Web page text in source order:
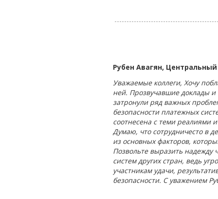
Рубен Авагян,
Уважаемые коллеги, Хочу
ней. Прозвучавшие доклады
затронули ряд важных
безопасности платежных
соотнесена с теми реалиями
Думаю, что сотрудничесто в
из основных факторов,
Позвольте выразить надежду
систем других стран, ведь
участникам удачи,
безопасности. С уважением